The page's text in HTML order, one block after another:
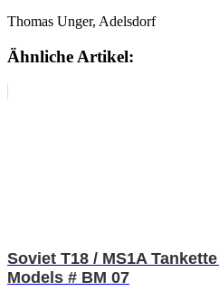
Thomas Unger, Adelsdorf
Ähnliche Artikel:
Soviet T18 / MS1A
Models # BM 07